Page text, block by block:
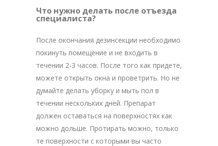
Что нужно делать после отъезда
специалиста?
После окончания дезинсекции необходимо
покинуть помещение и не входить в
течении 2-3 часов. После того как придете,
можете открыть окна и проветрить. Но не
думайте делать уборку и мыть пол в
течении нескольких дней. Препарат
должен оставаться на поверхностях как
можно дольше. Протирать можно, только
те поверхности с которыми вы часто